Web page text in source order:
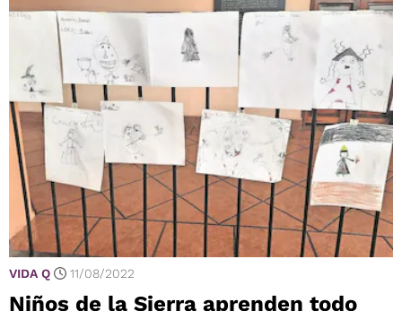
VIDA Q 11/08/2022
Niños de la Sierra aprenden todo